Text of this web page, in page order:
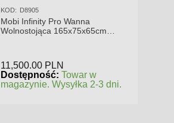
KOD: D8905
Mobi Infinity Pro Wanna
Wolnostojąca 165x75x65cm
11,500.00 PLN
Dostępność: Towar w
magazynie. Wysyłka 2-3 dni.